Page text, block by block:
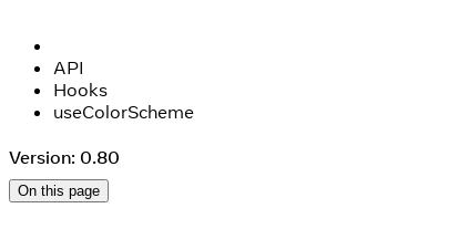
API
Hooks
useColorScheme
Version: 0.80
On this page